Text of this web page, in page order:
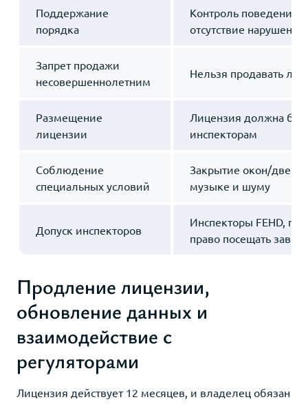
Поддержание
порядка
Контроль поведения
отсутствие нарушений
Запрет продажи
несовершеннолетним
Нельзя продавать
Размещение
лицензии
Лицензия должна
инспекторам
Соблюдение
специальных условий
Закрытие окон/
музыке и шуму
Допуск инспекторов
Инспекторы FEHD,
право посещать
Продление лицензии,
обновление данных и
взаимодействие с
регуляторами
Лицензия действует 12 месяцев, и владелец обязан